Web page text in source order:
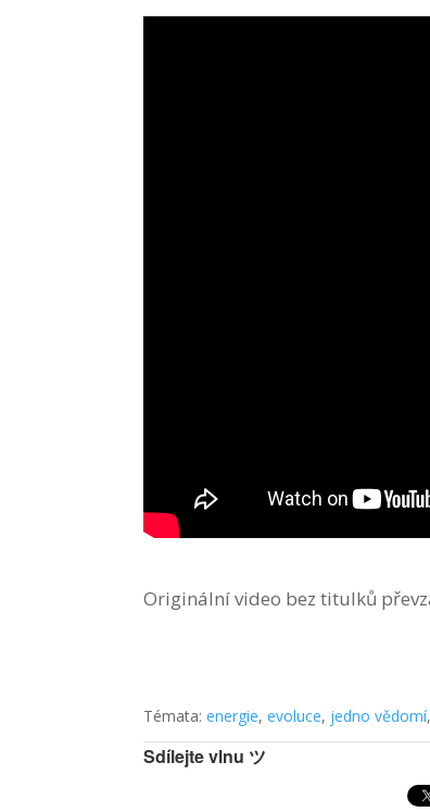
Originální video bez titulků
Témata: energie, evoluce, jedno vědomí,
Sdílejte vlnu ツ